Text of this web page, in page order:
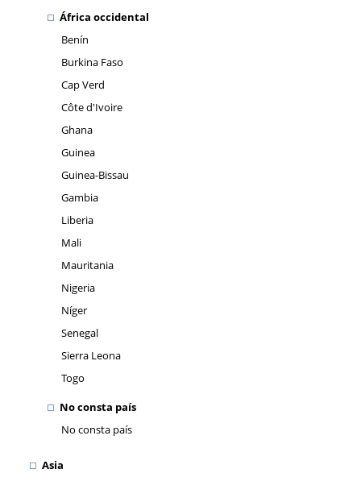
África occidental
Benín
Burkina Faso
Cap Verd
Côte d'Ivoire
Ghana
Guinea
Guinea-Bissau
Gambia
Liberia
Mali
Mauritania
Nigeria
Níger
Senegal
Sierra Leona
Togo
No consta país
No consta país
Asia